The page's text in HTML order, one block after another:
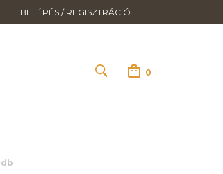
BELÉPÉS / REGISZTRÁCIÓ
0